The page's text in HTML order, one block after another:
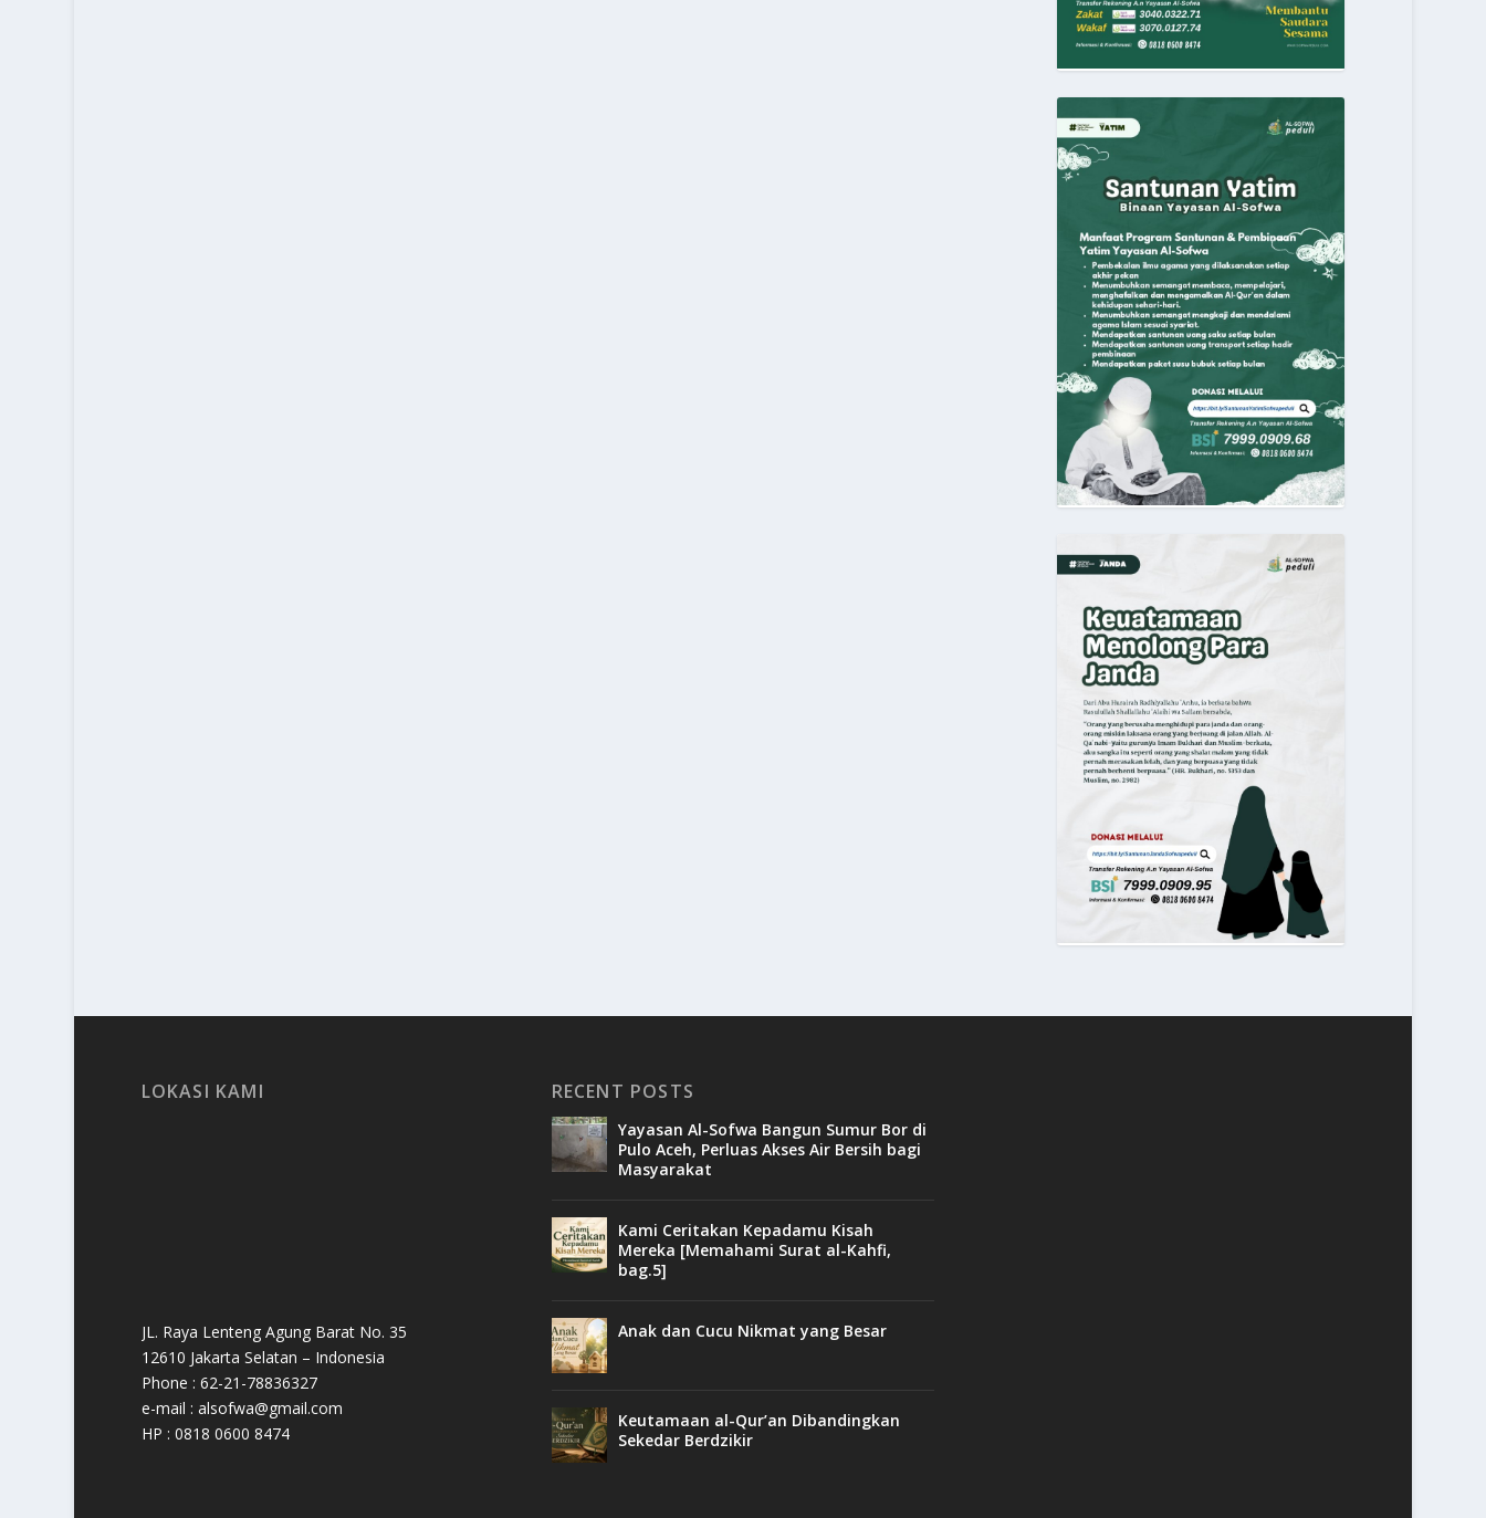
LOKASI KAMI
JL. Raya Lenteng Agung Barat No. 35
12610 Jakarta Selatan – Indonesia
Phone : 62-21-78836327
e-mail : alsofwa@gmail.com
HP : 0818 0600 8474
RECENT POSTS
Yayasan Al-Sofwa Bangun Sumur Bor di
Pulo Aceh, Perluas Akses Air Bersih bagi
Masyarakat
Kami Ceritakan Kepadamu Kisah
Mereka [Memahami Surat al-Kahfi,
bag.5]
Anak dan Cucu Nikmat yang Besar
Keutamaan al-Qur’an Dibandingkan
Sekedar Berdzikir